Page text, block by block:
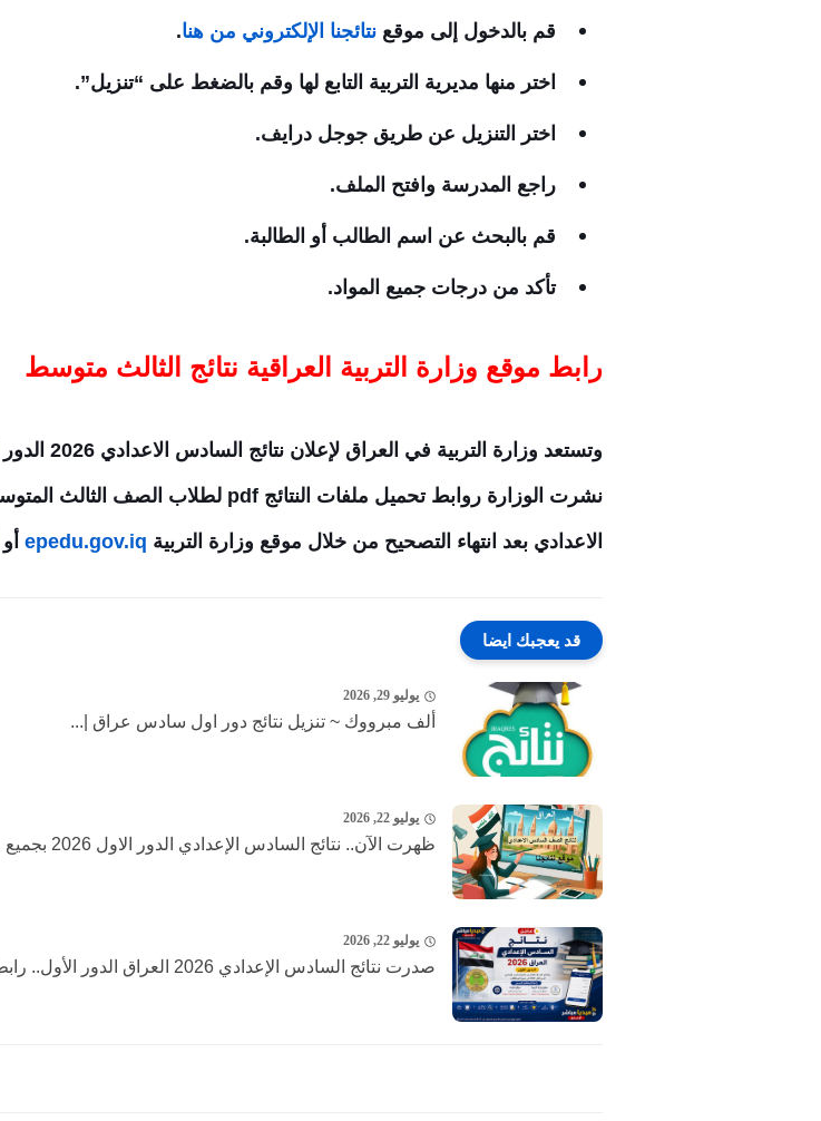
قم بالدخول إلى موقع نتائجنا الإلكتروني من هنا.
اختر منها مديرية التربية التابع لها وقم بالضغط على “تنزيل”.
اختر التنزيل عن طريق جوجل درايف.
راجع المدرسة وافتح الملف.
قم بالبحث عن اسم الطالب أو الطالبة.
تأكد من درجات جميع المواد.
رابط موقع وزارة التربية العراقية نتائج الثالث متوسط
وتستعد وزارة التربية في العراق لإعلان نتائج السادس الاعدادي 2026 الدور الثاني
نشرت الوزارة روابط تحميل ملفات النتائج pdf لطلاب الصف الثالث المتوسط
الاعدادي بعد انتهاء التصحيح من خلال موقع وزارة التربية epedu.gov.iq
قد يعجبك ايضا
يوليو 29, 2026
ألف مبرووك ~ تنزيل نتائج دور اول سادس عراق |...
يوليو 22, 2026
ظهرت الآن.. نتائج السادس الإعدادي الدور الاول 2026 بجميع محافظات...
يوليو 22, 2026
صدرت نتائج السادس الإعدادي 2026 العراق الدور الأول.. رابط الاستعلام...